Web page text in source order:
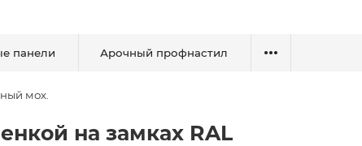
панели Арочный профнастил
мох.
на замках RAL